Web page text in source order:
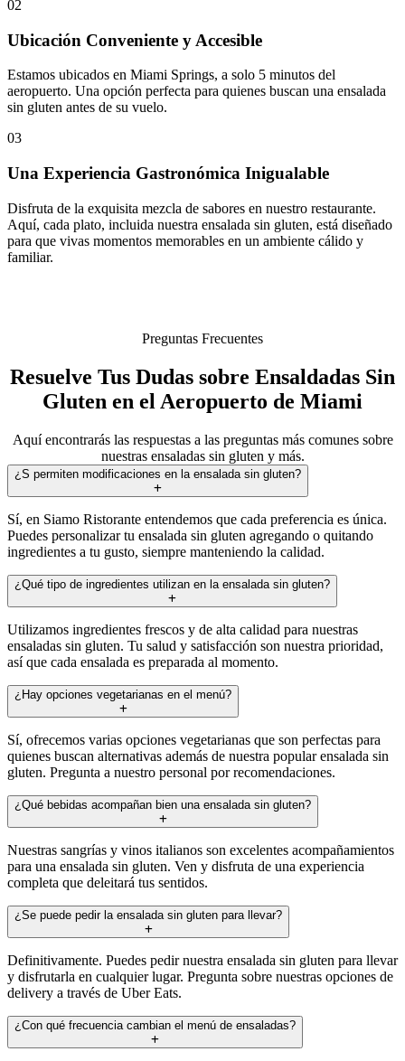
02
Ubicación Conveniente y Accesible
Estamos ubicados en Miami Springs, a solo 5 minutos del
aeropuerto. Una opción perfecta para quienes buscan una ensalada
sin gluten antes de su vuelo.
03
Una Experiencia Gastronómica Inigualable
Disfruta de la exquisita mezcla de sabores en nuestro restaurante.
Aquí, cada plato, incluida nuestra ensalada sin gluten, está diseñado
para que vivas momentos memorables en un ambiente cálido y
familiar.
Preguntas Frecuentes
Resuelve Tus Dudas sobre Ensaldadas Sin
Gluten en el Aeropuerto de Miami
Aquí encontrarás las respuestas a las preguntas más comunes sobre
nuestras ensaladas sin gluten y más.
¿S permiten modificaciones en la ensalada sin gluten?
Sí, en Siamo Ristorante entendemos que cada preferencia es única.
Puedes personalizar tu ensalada sin gluten agregando o quitando
ingredientes a tu gusto, siempre manteniendo la calidad.
¿Qué tipo de ingredientes utilizan en la ensalada sin gluten?
Utilizamos ingredientes frescos y de alta calidad para nuestras
ensaladas sin gluten. Tu salud y satisfacción son nuestra prioridad,
así que cada ensalada es preparada al momento.
¿Hay opciones vegetarianas en el menú?
Sí, ofrecemos varias opciones vegetarianas que son perfectas para
quienes buscan alternativas además de nuestra popular ensalada sin
gluten. Pregunta a nuestro personal por recomendaciones.
¿Qué bebidas acompañan bien una ensalada sin gluten?
Nuestras sangrías y vinos italianos son excelentes acompañamientos
para una ensalada sin gluten. Ven y disfruta de una experiencia
completa que deleitará tus sentidos.
¿Se puede pedir la ensalada sin gluten para llevar?
Definitivamente. Puedes pedir nuestra ensalada sin gluten para llevar
y disfrutarla en cualquier lugar. Pregunta sobre nuestras opciones de
delivery a través de Uber Eats.
¿Con qué frecuencia cambian el menú de ensaladas?